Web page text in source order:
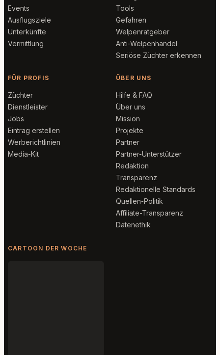
Events
Ausflugsziele
Unterkünfte
Vermittlung
Tools
Gefahren
Welpenratgeber
Anti-Welpenhandel
Seriöse Züchter erkennen
FÜR PROFIS
Züchter
Dienstleister
Jobs
Eintrag erstellen
Werberichtlinien
Media-Kit
ÜBER UNS
Hilfe & FAQ
Über uns
Mission
Projekte
Partner
Partner-Unterstützer
Redaktion
Transparenz
Redaktionelle Standards
Quellen-Politik
Affiliate-Transparenz
Datenethik
CARTOON DER WOCHE